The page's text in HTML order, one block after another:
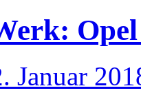
Januar